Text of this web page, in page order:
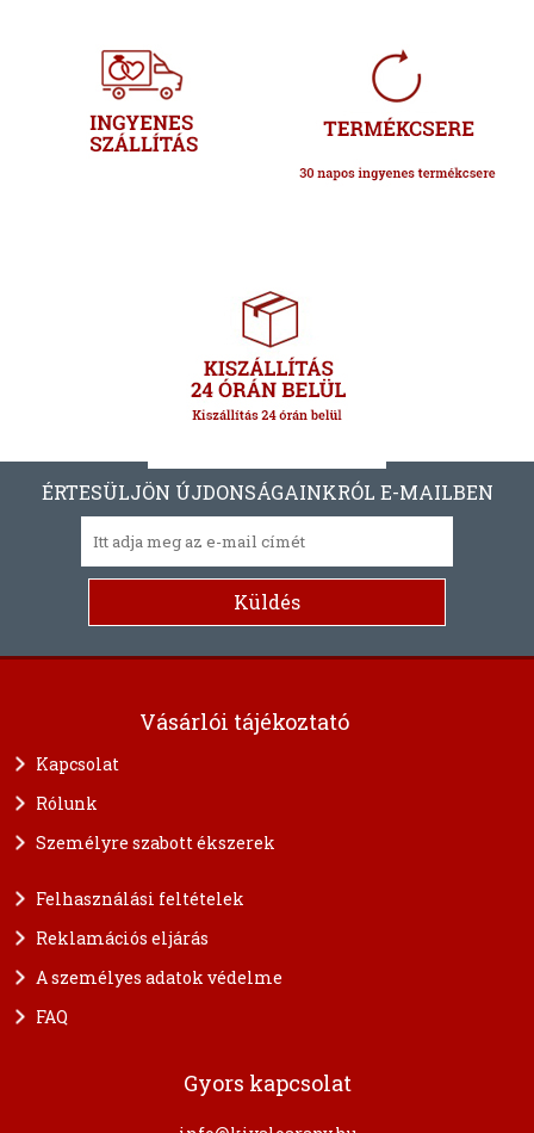
ÉRTESÜLJÖN ÚJDONSÁGAINKRÓL E-MAILBEN
Vásárlói tájékoztató
Kapcsolat
Rólunk
Személyre szabott ékszerek
Felhasználási feltételek
Reklamációs eljárás
A személyes adatok védelme
FAQ
Gyors kapcsolat